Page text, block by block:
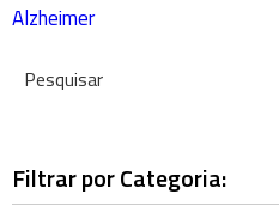
Alzheimer
Filtrar por Categoria: